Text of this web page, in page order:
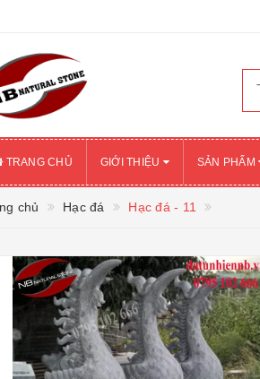
TRANG CHỦ GIỚI THIỆU SẢN PHẨM
chủ Hạc đá Hạc đá - 11